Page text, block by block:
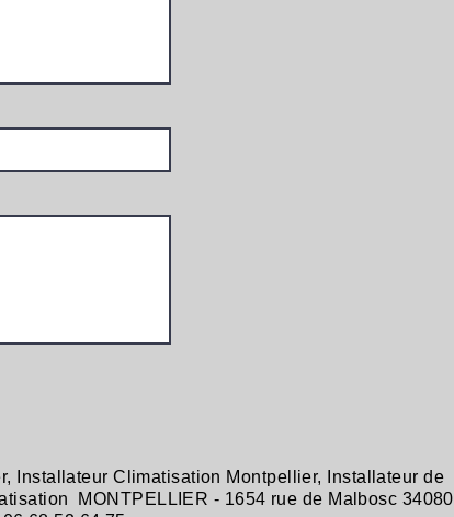
, Installateur Climatisation Montpellier,
Installateur de
MONTPELLIER - 1654 rue de Malbosc 34080